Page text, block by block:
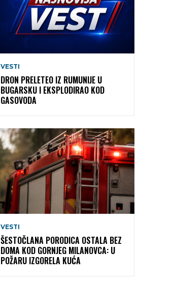
VESTI
DRON PRELETEO IZ RUMUNIJE U
BUGARSKU I EKSPLODIRAO KOD
GASOVODA
VESTI
ŠESTOČLANA PORODICA OSTALA BEZ
DOMA KOD GORNJEG MILANOVCA: U
POŽARU IZGORELA KUĆA